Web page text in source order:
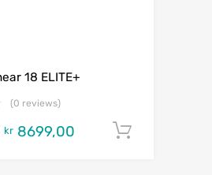
18 ELITE+
(0 reviews)
kr 8699,00